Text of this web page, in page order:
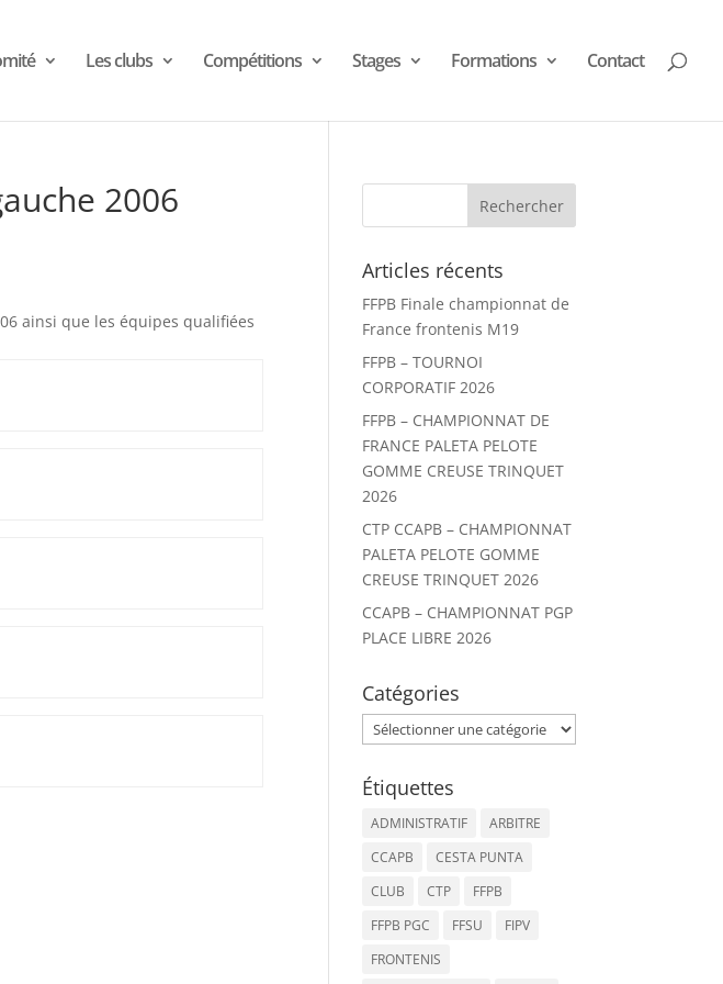
Les clubs Compétitions Stages Formations Contact
2006
ainsi que les équipes qualifiées
Articles récents
FFPB Finale championnat de
France frontenis M19
FFPB – TOURNOI
CORPORATIF 2026
FFPB – CHAMPIONNAT DE
FRANCE PALETA PELOTE
GOMME CREUSE TRINQUET
2026
CTP CCAPB – CHAMPIONNAT
PALETA PELOTE GOMME
CREUSE TRINQUET 2026
CCAPB – CHAMPIONNAT PGP
PLACE LIBRE 2026
Catégories
Catégories
Étiquettes
ADMINISTRATIF
ARBITRE
CCAPB
CESTA PUNTA
CLUB
CTP
FFPB
FFPB PGC
FFSU
FIPV
FRONTENIS